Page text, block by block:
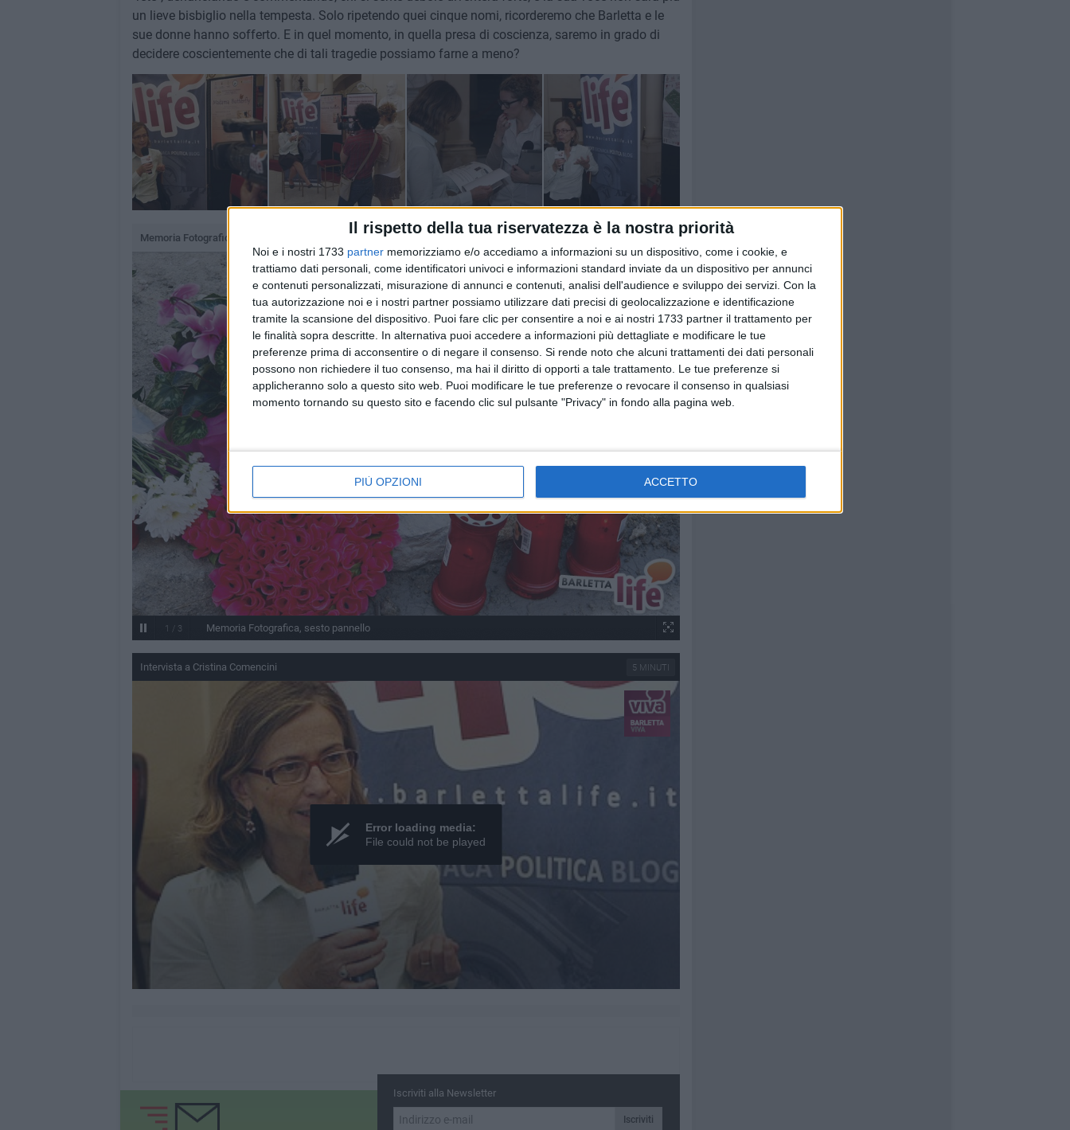
Il rispetto della tua riservatezza è la nostra priorità
Noi e i nostri 1733 partner memorizziamo e/o accediamo a informazioni su un dispositivo, come i cookie, e
trattiamo dati personali, come identificatori univoci e informazioni standard inviate da un dispositivo per annunci
e contenuti personalizzati, misurazione di annunci e contenuti, analisi dell'audience e sviluppo dei servizi. Con la
tua autorizzazione noi e i nostri partner possiamo utilizzare dati precisi di geolocalizzazione e identificazione
tramite la scansione del dispositivo. Puoi fare clic per consentire a noi e ai nostri 1733 partner il trattamento per
le finalità sopra descritte. In alternativa puoi accedere a informazioni più dettagliate e modificare le tue
preferenze prima di acconsentire o di negare il consenso. Si rende noto che alcuni trattamenti dei dati personali
possono non richiedere il tuo consenso, ma hai il diritto di opporti a tale trattamento. Le tue preferenze si
applicheranno solo a questo sito web. Puoi modificare le tue preferenze o revocare il consenso in qualsiasi
momento tornando su questo sito e facendo clic sul pulsante "Privacy" in fondo alla pagina web.
PIÙ OPZIONI ACCETTO
un lieve bisbiglio nella tempesta. Solo ripetendo quei cinque nomi, ricorderemo che Barletta e le
sue donne hanno sofferto. E in quel momento, in quella presa di coscienza, saremo in grado di
decidere coscientemente che di tali tragedie possiamo farne a meno?
Memoria Fotografica, il sesto pannello
1 / 3 Memoria Fotografica, sesto pannello
5 MINUTI
Intervista a Cristina Comencini
Error loading media:
File could not be played
Iscriviti alla Newsletter
Iscriviti